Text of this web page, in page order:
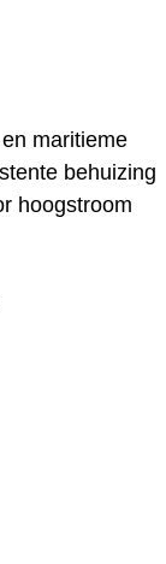
maritieme
behuizing
hoogstroom